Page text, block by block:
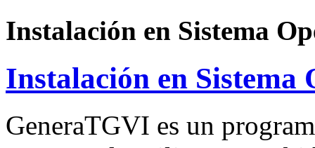
Instalación en Sistema
Instalación en Sistema
GeneraTGVI es un